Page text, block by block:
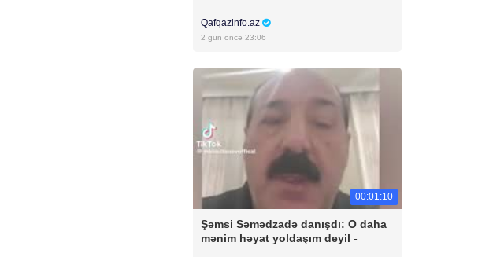
Qafqazinfo.az
2 gün öncə 23:06
00:01:10
Şəmsi Səmədzadə danışdı: O daha
mənim həyat yoldaşım deyil -